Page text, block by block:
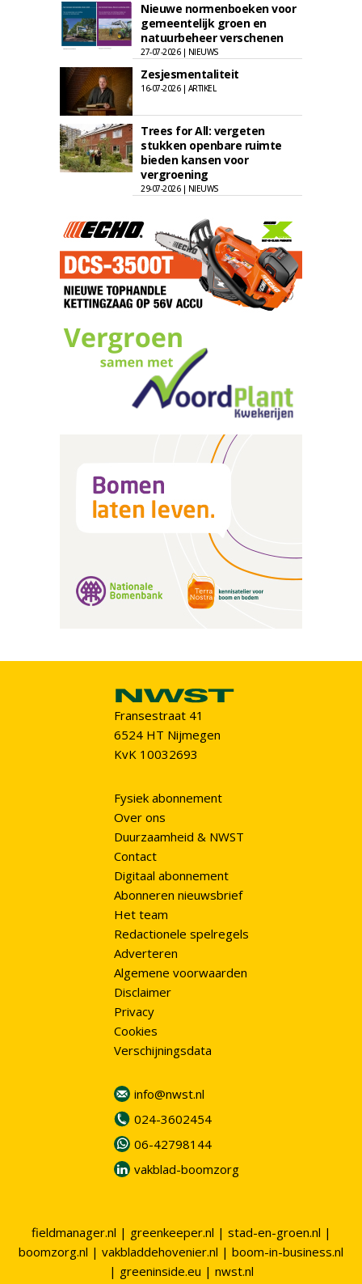
Nieuwe normenboeken voor
gemeentelijk groen en
natuurbeheer verschenen
27-07-2026 | NIEUWS
Zesjesmentaliteit
16-07-2026 | ARTIKEL
Trees for All: vergeten
stukken openbare ruimte
bieden kansen voor
vergroening
29-07-2026 | NIEUWS
Fransestraat 41
6524 HT Nijmegen
KvK 10032693
Fysiek abonnement
Over ons
Duurzaamheid & NWST
Contact
Digitaal abonnement
Abonneren nieuwsbrief
Het team
Redactionele spelregels
Adverteren
Algemene voorwaarden
Disclaimer
Privacy
Cookies
Verschijningsdata
info@nwst.nl
024-3602454
06-42798144
vakblad-boomzorg
fieldmanager.nl | greenkeeper.nl | stad-en-groen.nl |
boomzorg.nl | vakbladdehovenier.nl | boom-in-business.nl
| greeninside.eu | nwst.nl